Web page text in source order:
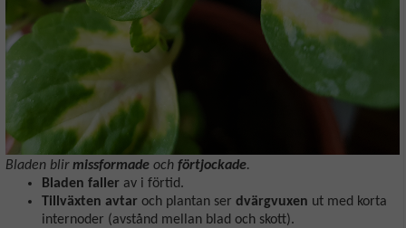
Bladen blirmissformade och förtjockade.
Bladen faller av i förtid.
Tillväxten avtar och plantan ser dvärgvuxen ut med korta
internoder (avstånd mellan blad och skott).